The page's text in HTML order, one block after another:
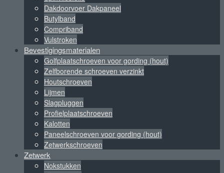
Dakdoorvoer Dakpaneel
Butylband
Compriband
Vulstroken
Bevestigingsmaterialen
Golfplaatschroeven voor gording (hout)
Zelfborende schroeven verzinkt
Houtschroeven
Lijmen
Slagpluggen
Profielplaatschroeven
Kalotten
Paneelschroeven voor gording (hout)
Zetwerkschroeven
Zetwerk
Nokstukken